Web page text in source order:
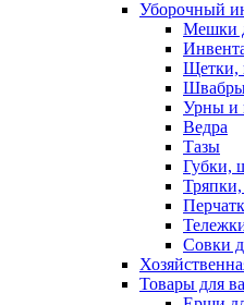
Уборочный
Мешки
Щетки,
Урны и
Ведра
Тазы
Губки,
Тряпки,
Совки
Товары для